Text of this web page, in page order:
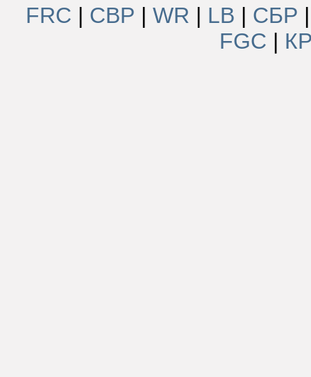
FRC | СВР | WR | LB | СБР
FGC |